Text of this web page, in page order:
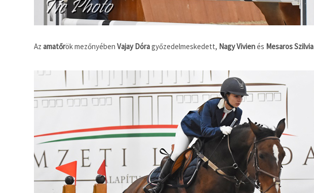
Az amatőrök mezőnyében Vajay Dóragyőzedelmeskedett, Nagy Vivienés Mesaros Szilvia